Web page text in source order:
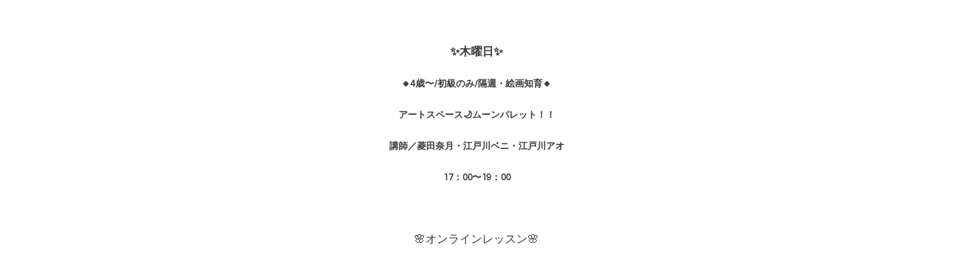
✨木曜日✨
🔸4歳〜/初級のみ/隔週・絵画知育🔸
アートスペース🌙ムーンパレット！！
講師／菱田 奈月・江戸川ベニ・江戸川アオ
17：00〜19：00
🌸オンラインレッスン🌸